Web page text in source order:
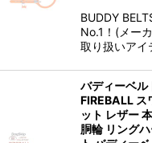
BUDDY
No.1！(メー
取り扱いア
バディーベル
FIREBALL ス
ット レザー
胴輪 リング